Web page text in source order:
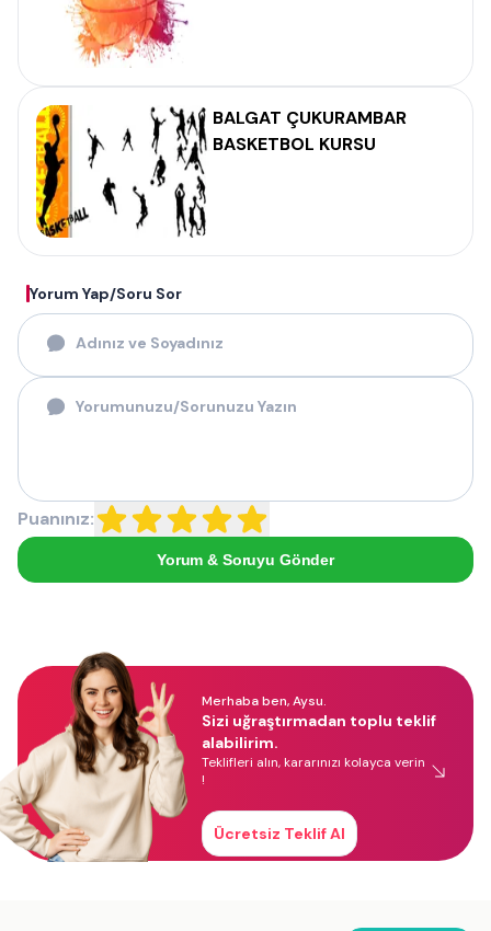
BALGAT ÇUKURAMBAR
BASKETBOL KURSU
Yorum Yap/Soru Sor
Puanınız:
Yorum & Soruyu Gönder
Merhaba ben, Aysu.
Sizi uğraştırmadan toplu teklif
alabilirim.
Teklifleri alın, kararınızı kolayca verin
!
Ücretsiz Teklif Al